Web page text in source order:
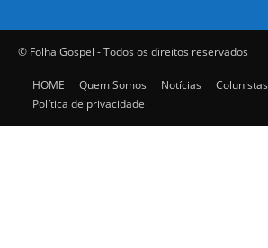
© Folha Gospel - Todos os direitos reservados
HOME Quem Somos Notícias Colunistas
Política de privacidade